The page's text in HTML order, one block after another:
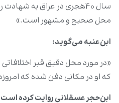
سال 40هجری در عراق به
محل صحیح و مشهور است.»
ابن‌عنبه می‌گوید:
«در مورد محل دقیق قبر
که او در مکانی دفن شده که
ابن‌حجر عسقلانی روایت کرده است